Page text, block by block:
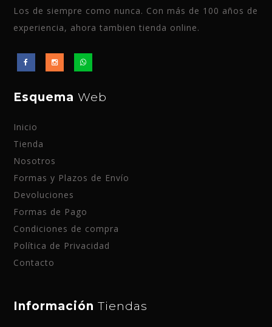
Los de siempre como nunca. Con más de 100 años de
experiencia, ahora tambien tienda online.
Esquema Web
Inicio
Tienda
Nosotros
Formas y Plazos de Envío
Devoluciones
Formas de Pago
Condiciones de compra
Política de Privacidad
Contacto
InformaciónTiendas